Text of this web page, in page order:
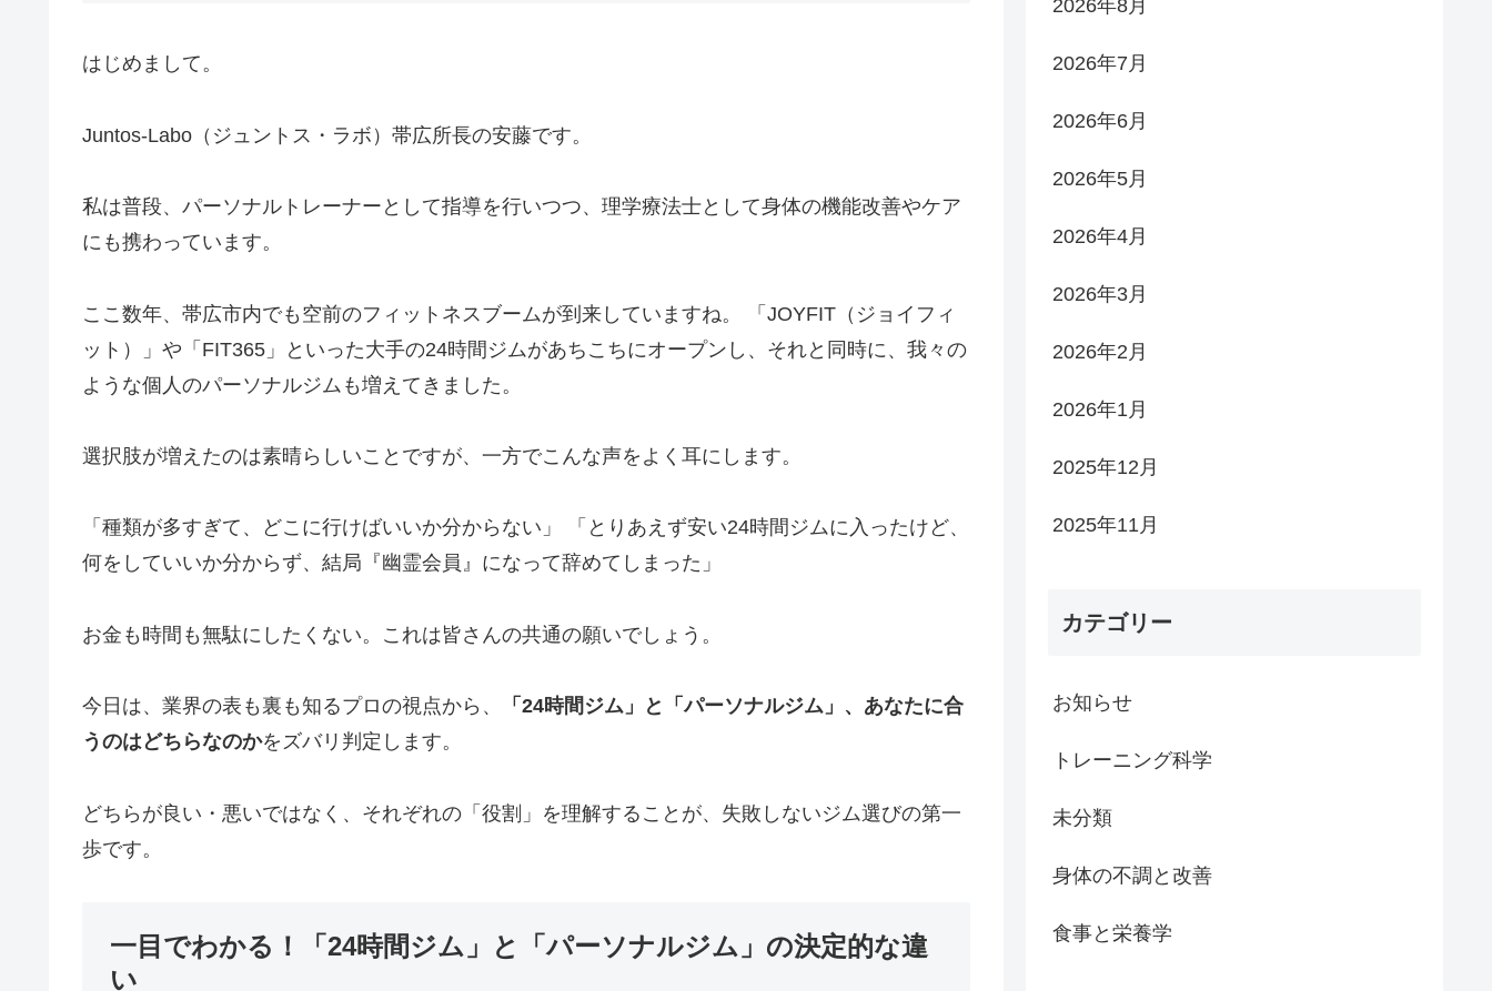
はじめまして。
Juntos-Labo（ジュントス・ラボ）帯広所長の安藤です。
私は普段、パーソナルトレーナーとして指導を行いつつ、理学療法士として身体の機能改善やケア
にも携わっています。
ここ数年、帯広市内でも空前のフィットネスブームが到来していますね。 「JOYFIT（ジョイフィ
ット）」や「FIT365」といった大手の24時間ジムがあちこちにオープンし、それと同時に、我々の
ような個人のパーソナルジムも増えてきました。
選択肢が増えたのは素晴らしいことですが、一方でこんな声をよく耳にします。
「種類が多すぎて、どこに行けばいいか分からない」 「とりあえず安い24時間ジムに入ったけど、
何をしていいか分からず、結局『幽霊会員』になって辞めてしまった」
お金も時間も無駄にしたくない。これは皆さんの共通の願いでしょう。
今日は、業界の表も裏も知るプロの視点から、
「24時間ジム」と「パーソナルジム」、あなたに合
うのはどちらなのかをズバリ判定します。
どちらが良い・悪いではなく、それぞれの「役割」を理解することが、失敗しないジム選びの第一
歩です。
一目でわかる！「24時間ジム」と「パーソナルジム」の決定的な違
い
2026年8月
2026年7月
2026年6月
2026年5月
2026年4月
2026年3月
2026年2月
2026年1月
2025年12月
2025年11月
カテゴリー
お知らせ
トレーニング科学
未分類
身体の不調と改善
食事と栄養学